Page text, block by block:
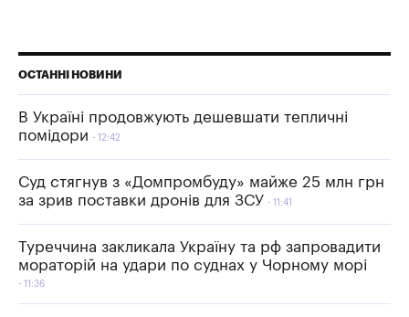
ОСТАННІ НОВИНИ
В Україні продовжують дешевшати тепличні
помідори
12:42
Суд стягнув з «Домпромбуду» майже 25 млн грн
за зрив поставки дронів для ЗСУ
11:41
Туреччина закликала Україну та рф запровадити
мораторій на удари по суднах у Чорному морі
11:36